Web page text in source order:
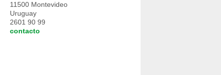
11500 Montevideo
Uruguay
2601 90 99
contacto